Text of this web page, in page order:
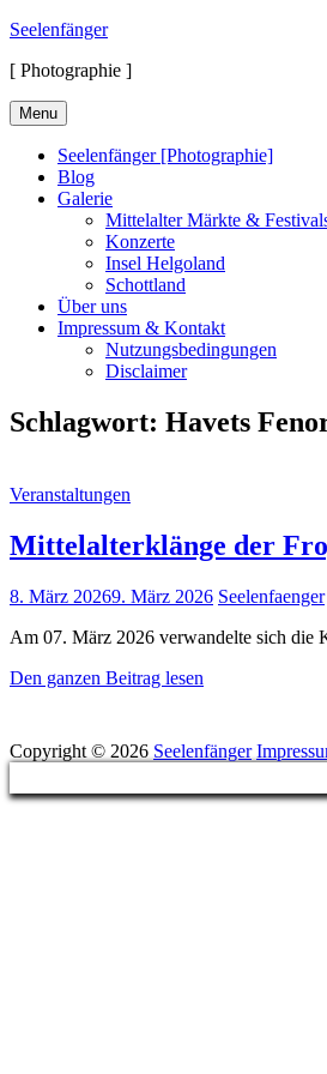
Skip
content
Seelenfänger
[ Photographie ]
Menu
Seelenfänger [Photographie]
Blog
Galerie
Mittelalter Märkte &
Konzerte
Insel Helgoland
Schottland
Über uns
Impressum & Kontakt
Nutzungsbedingungen
Disclaimer
Schlagwort: Havets
Cat
Veranstaltungen
Mittelalterklänge der
Posted
8. März 20269. März 2026 Seelenfaenger
Am 07. März 2026 verwandelte sich die
Den ganzen Beitrag lesen
begeistern
Publikum
der
Copyright © 2026 Seelenfänger
Scroll
Up